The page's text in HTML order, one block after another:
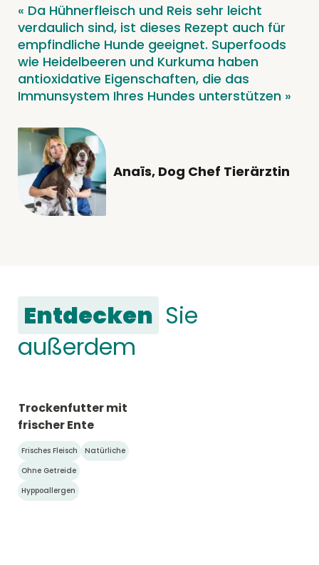
« Da Hühnerfleisch und Reis sehr leicht
verdaulich sind, ist dieses Rezept auch für
empfindliche Hunde geeignet. Superfoods
wie Heidelbeeren und Kurkuma haben
antioxidative Eigenschaften, die das
Immunsystem Ihres Hundes unterstützen »
Anaïs, Dog Chef Tierärztin
Entdecken Sie
außerdem
Trockenfutter mit
frischer Ente
Frisches Fleisch
Natürliche
Ohne Getreide
Hyppoallergen